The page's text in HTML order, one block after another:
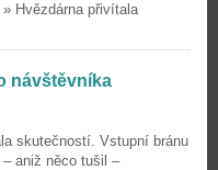
» Hvězdárna přivítala
návštěvníka
skutečností. Vstupní bránu
aniž něco tušil –